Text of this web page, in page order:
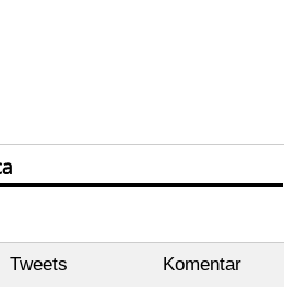
Tweets Komentar